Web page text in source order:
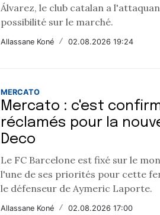
Álvarez, le club catalan a
possibilité sur le marché.
Allassane Koné / 02.08.2026 19:24
MERCATO
Mercato : c'est
réclamés pour la
Deco
Le FC Barcelone est fixé sur le
l'une de ses priorités pour cette
le défenseur de Aymeric Laporte.
Allassane Koné / 02.08.2026 17:00